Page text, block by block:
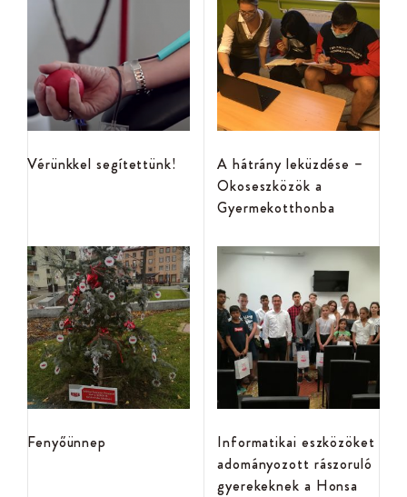
Vérünkkel segítettünk!
A hátrány leküzdése –
Okoseszközök a
Gyermekotthonba
Fenyőünnep
Informatikai eszközöket
adományozott rászoruló
gyerekeknek a Honsa